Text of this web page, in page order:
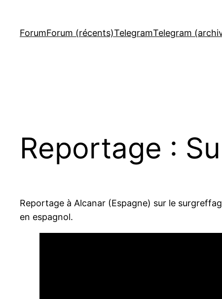
contenu
ForumForum (récents)TelegramTelegram
Reportage :
Reportage à Alcanar (Espagne) sur le
en espagnol.